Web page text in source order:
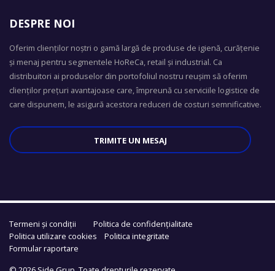
DESPRE NOI
Oferim clienților noștri o gamă largă de produse de igienă, curățenie
și menaj pentru segmentele HoReCa, retail și industrial. Ca
distribuitori ai produselor din portofoliul nostru reușim să oferim
clienților prețuri avantajoase care, împreună cu serviciile logistice de
care dispunem, le asigură acestora reduceri de costuri semnificative.
TRIMITE UN MESAJ
Termeni și condiții
Politica de confidențialitate
Politica utilizare cookies
Politica integritate
Formular raportare